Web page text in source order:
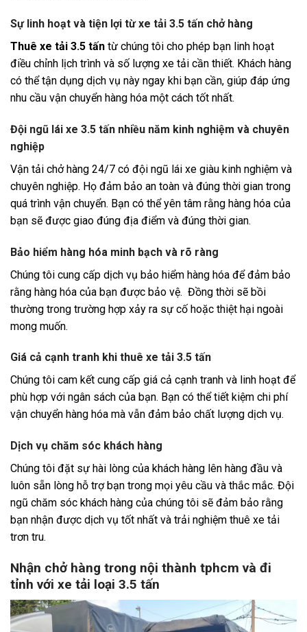
Sự linh hoạt và tiện lợi từ xe tải 3.5 tấn chở hàng
Thuê xe tải 3.5 tấn từ chúng tôi cho phép bạn linh hoạt
điều chỉnh lịch trình và số lượng xe tải cần thiết. Khách hàng
có thể tận dụng dịch vụ này ngay khi bạn cần, giúp đáp ứng
nhu cầu vận chuyển hàng hóa một cách tốt nhất.
Đội ngũ lái xe 3.5 tấn nhiều năm kinh nghiệm và chuyên
nghiệp
Vận tải chở hàng 24/7 có đội ngũ lái xe giàu kinh nghiệm và
chuyên nghiệp. Họ đảm bảo an toàn và đúng thời gian trong
quá trình vận chuyển. Bạn có thể yên tâm rằng hàng hóa của
bạn sẽ được giao đúng địa điểm và đúng thời gian.
Bảo hiểm hàng hóa minh bạch và rõ ràng
Chúng tôi cung cấp dịch vụ bảo hiểm hàng hóa để đảm bảo
rằng hàng hóa của bạn được bảo vệ. Đồng thời sẽ bồi
thường trong trường hợp xảy ra sự cố hoặc thiệt hại ngoài
mong muốn.
Giá cả cạnh tranh khi thuê xe tải 3.5 tấn
Chúng tôi cam kết cung cấp giá cả cạnh tranh và linh hoạt để
phù hợp với ngân sách của bạn. Bạn có thể tiết kiệm chi phí
vận chuyển hàng hóa mà vẫn đảm bảo chất lượng dịch vụ.
Dịch vụ chăm sóc khách hàng
Chúng tôi đặt sự hài lòng của khách hàng lên hàng đầu và
luôn sẵn lòng hỗ trợ bạn trong mọi yêu cầu và thắc mắc. Đội
ngũ chăm sóc khách hàng của chúng tôi sẽ đảm bảo rằng
bạn nhận được dịch vụ tốt nhất và trải nghiệm thuê xe tải
trơn tru.
Nhận chở hàng trong nội thành tphcm và đi
tỉnh với xe tải loại 3.5 tấn